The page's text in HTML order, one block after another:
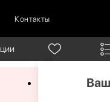
Контакты